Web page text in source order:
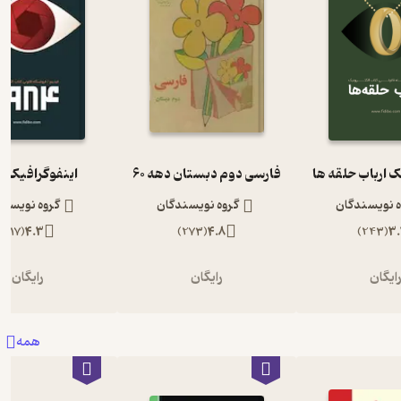
ارباب حلقه ها
نویسندگان
(
243
)
فارسی دوم دبستان دهه 60
گروه نویسندگان
4.8
(
273
)
رایگان
اینفوگرافیک 1984
گروه
4.3
(
117
رایگان
همه